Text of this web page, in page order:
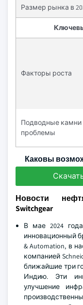
Размер рынка в
Факторы роста
Подводные камни
проблемы
Каковы
Новости
Switchgear
В мае 2024
инновационный
& Automation, в
компанией
ближайшие три
Индию. Эти
улучшение